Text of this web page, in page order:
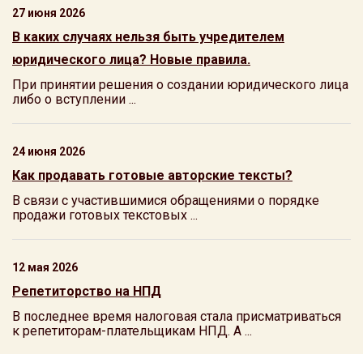
27 июня 2026
В каких случаях нельзя быть учредителем
юридического лица? Новые правила.
При принятии решения о создании юридического лица
либо о вступлении ...
24 июня 2026
Как продавать готовые авторские тексты?
В связи с участившимися обращениями о порядке
продажи готовых текстовых ...
12 мая 2026
Репетиторство на НПД
В последнее время налоговая стала присматриваться
к репетиторам-плательщикам НПД. А ...